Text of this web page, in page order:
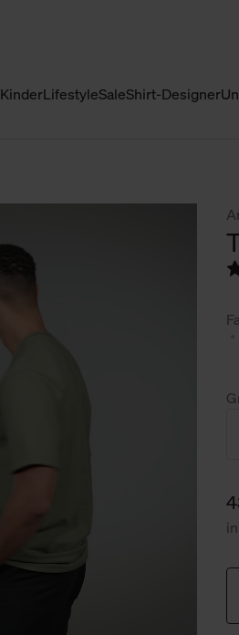
KinderLifestyleSaleShirt-Designer